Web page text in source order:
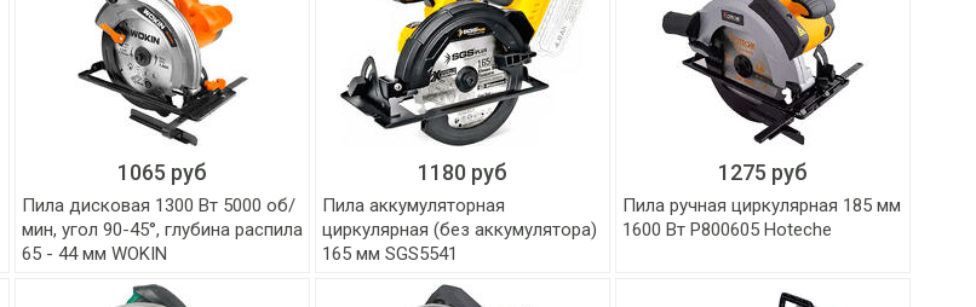
1065 руб
Пила дисковая 1300 Вт 5000 об/
мин, угол 90-45°, глубина распила
65 - 44 мм WOKIN
1180 руб
Пила аккумуляторная
циркулярная (без аккумулятора)
165 мм SGS5541
1275 руб
Пила ручная циркулярная 185 мм
1600 Вт P800605 Hoteche